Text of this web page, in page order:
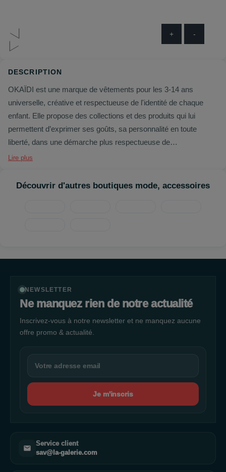
+ -
DESCRIPTION
OKAÏDI est une marque de vêtements pour les 3-14 ans
universelle, créative et respectueuse de l'identité de chaque
enfant. Elle propose des collections et des produits qui lui
permettent d’exprimer ses goûts, sa personnalité en toute
liberté, dans une démarche plus respectueuse de
l’environnement.
Une mode accessible et durable qui s’inscrit dans l’air du temps
Lire plus
Découvrir d'autres boutiques mode, accessoires
NEWSLETTER
Ne manquez rien de notre actualité
Inscrivez-vous à notre newsletter et ne manquez aucune
offre promo & actualité.
Je m'inscris
Service client
sav@la-galerie.com